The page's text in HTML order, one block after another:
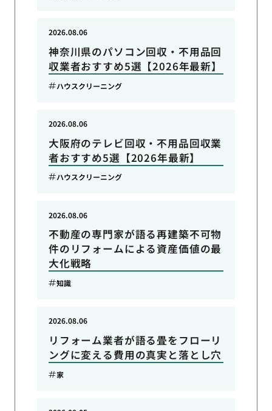
神奈川県のパソコン回収・不用品回
収業者おすすめ5選【2026年最新】
2026.08.06
ハウスクリーニング
大阪府のテレビ回収・不用品回収業
者おすすめ5選【2026年最新】
2026.08.06
ハウスクリーニング
不動産の専門家が語る再建築不可物
件のリフォームによる資産価値の最
大化戦略
2026.08.06
知識
リフォーム業者が語る畳をフローリ
ングに変える費用の真実と落とし穴
2026.08.06
家